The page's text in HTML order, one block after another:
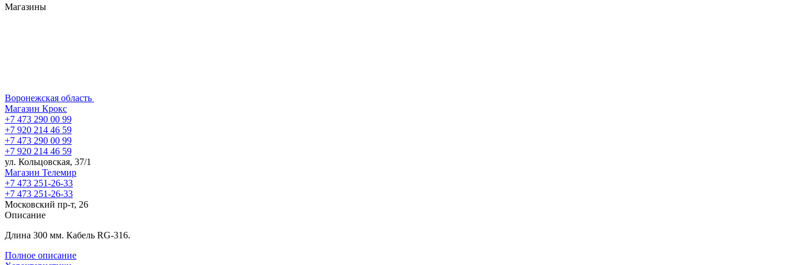
Магазины
Воронежская область
Магазин Крокс
+7 473 290 00 99
+7 920 214 46 59
+7 473 290 00 99
+7 920 214 46 59
ул. Кольцовская, 37/1
Магазин Телемир
+7 473 251-26-33
+7 473 251-26-33
Московский пр-т, 26
Описание
Длина 300 мм. Кабель RG-316.
Полное описание